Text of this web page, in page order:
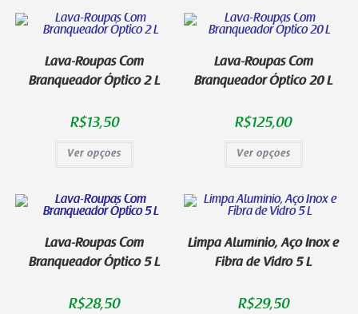
Lava-Roupas Com
Branqueador Óptico 2 L
R$13,50
Ver opções
Lava-Roupas Com
Branqueador Óptico 20 L
R$125,00
Ver opções
Lava-Roupas Com
Branqueador Óptico 5 L
R$28,50
Limpa Alumínio, Aço Inox e
Fibra de Vidro 5 L
R$29,50